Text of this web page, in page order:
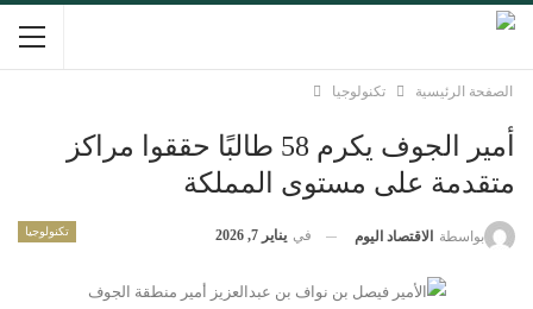
الصفحة الرئيسية تكنولوجيا
أمير الجوف يكرم 58 طالبًا حققوا مراكز
متقدمة على مستوى المملكة
تكنولوجيا بواسطة الاقتصاد اليوم في يناير 7, 2026